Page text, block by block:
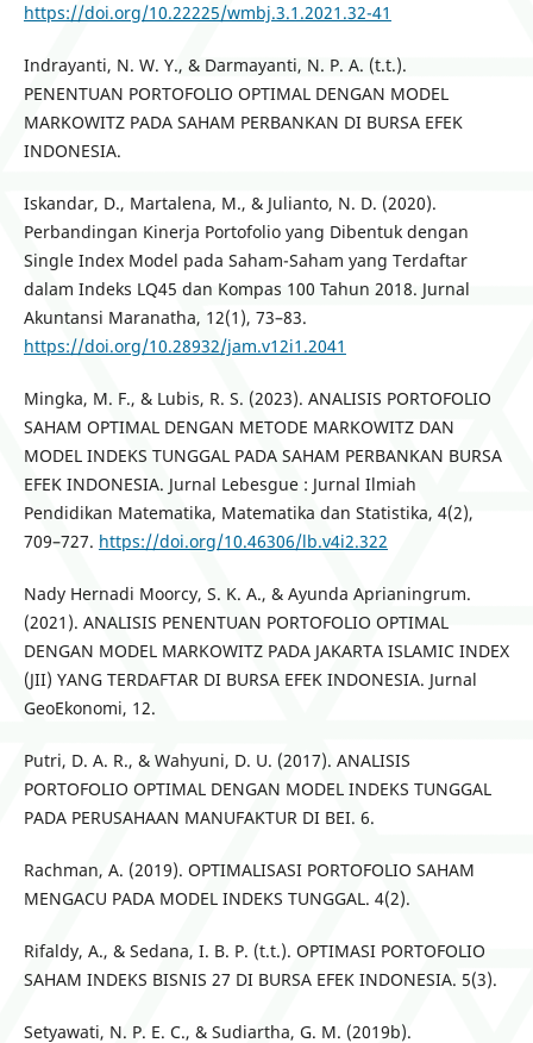
https://doi.org/10.22225/wmbj.3.1.2021.32-41
Indrayanti, N. W. Y., & Darmayanti, N. P. A. (t.t.).
PENENTUAN PORTOFOLIO OPTIMAL DENGAN MODEL
MARKOWITZ PADA SAHAM PERBANKAN DI BURSA EFEK
INDONESIA.
Iskandar, D., Martalena, M., & Julianto, N. D. (2020).
Perbandingan Kinerja Portofolio yang Dibentuk dengan
Single Index Model pada Saham-Saham yang Terdaftar
dalam Indeks LQ45 dan Kompas 100 Tahun 2018. Jurnal
Akuntansi Maranatha, 12(1), 73–83.
https://doi.org/10.28932/jam.v12i1.2041
Mingka, M. F., & Lubis, R. S. (2023). ANALISIS PORTOFOLIO
SAHAM OPTIMAL DENGAN METODE MARKOWITZ DAN
MODEL INDEKS TUNGGAL PADA SAHAM PERBANKAN BURSA
EFEK INDONESIA. Jurnal Lebesgue : Jurnal Ilmiah
Pendidikan Matematika, Matematika dan Statistika, 4(2),
709–727. https://doi.org/10.46306/lb.v4i2.322
Nady Hernadi Moorcy, S. K. A., & Ayunda Aprianingrum.
(2021). ANALISIS PENENTUAN PORTOFOLIO OPTIMAL
DENGAN MODEL MARKOWITZ PADA JAKARTA ISLAMIC INDEX
(JII) YANG TERDAFTAR DI BURSA EFEK INDONESIA. Jurnal
GeoEkonomi, 12.
Putri, D. A. R., & Wahyuni, D. U. (2017). ANALISIS
PORTOFOLIO OPTIMAL DENGAN MODEL INDEKS TUNGGAL
PADA PERUSAHAAN MANUFAKTUR DI BEI. 6.
Rachman, A. (2019). OPTIMALISASI PORTOFOLIO SAHAM
MENGACU PADA MODEL INDEKS TUNGGAL. 4(2).
Rifaldy, A., & Sedana, I. B. P. (t.t.). OPTIMASI PORTOFOLIO
SAHAM INDEKS BISNIS 27 DI BURSA EFEK INDONESIA. 5(3).
Setyawati, N. P. E. C., & Sudiartha, G. M. (2019b).